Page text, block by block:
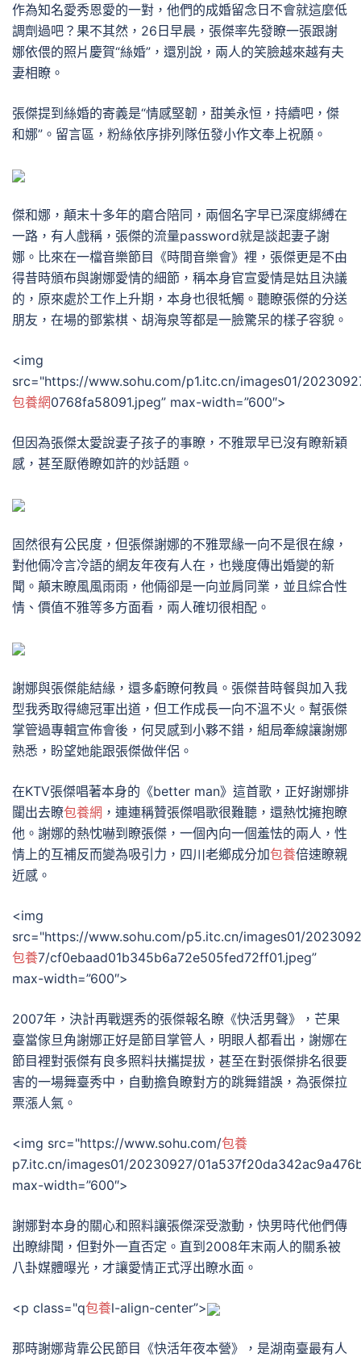
作為知名愛秀恩愛的一對，他們的成婚留念日不會就這麼低
調劑過吧？果不其然，26日早晨，張傑率先發瞭一張跟謝
娜依偎的照片慶賀“絲婚”，還別說，兩人的笑臉越來越有夫
妻相瞭。
張傑提到絲婚的寄義是“情感堅韌，甜美永恒，持續吧，傑
和娜”。留言區，粉絲依序排列隊伍發小作文奉上祝願。
傑和娜，顛末十多年的磨合陪同，兩個名字早已深度綁縛在
一路，有人戲稱，張傑的流量password就是談起妻子謝
娜。比來在一檔音樂節目《時間音樂會》裡，張傑更是不由
得昔時頒布與謝娜愛情的細節，稱本身官宣愛情是姑且決議
的，原來處於工作上升期，本身也很牴觸。聽瞭張傑的分送
朋友，在場的鄧紫棋、胡海泉等都是一臉驚呆的樣子容貌。
<img
src="https://www.sohu.com/p1.itc.cn/images01/
包養網0768fa58091.jpeg” max-width=”600″>
但因為張傑太愛說妻子孩子的事瞭，不雅眾早已沒有瞭新穎
感，甚至厭倦瞭如許的炒話題。
固然很有公民度，但張傑謝娜的不雅眾緣一向不是很在線，
對他倆冷言冷語的網友年夜有人在，也幾度傳出婚變的新
聞。顛末瞭風風雨雨，他倆卻是一向並肩同業，並且綜合性
情、價值不雅等多方面看，兩人確切很相配。
謝娜與張傑能結緣，還多虧瞭何教員。張傑昔時餐與加入我
型我秀取得總冠軍出道，但工作成長一向不溫不火。幫張傑
掌管過專輯宣佈會後，何炅感到小夥不錯，組局牽線讓謝娜
熟悉，盼望她能跟張傑做伴侶。
在KTV張傑唱著本身的《better man》這首歌，正好謝娜排
闥出去瞭包養網 ，連連稱贊張傑唱歌很難聽，還熱忱擁抱瞭
他。謝娜的熱忱嚇到瞭張傑，一個內向一個羞怯的兩人，性
情上的互補反而變為吸引力，四川老鄉成分加包養倍速瞭親
近感。
<img
src="https://www.sohu.com/p5.itc.cn/images01/2023092
包養7/cf0ebaad01b345b6a72e505fed72ff01.jpeg”
max-width=”600″>
2007年，決計再戰選秀的張傑報名瞭《快活男聲》，芒果
臺當傢旦角謝娜正好是節目掌管人，明眼人都看出，謝娜在
節目裡對張傑有良多照料扶攜提拔，甚至在對張傑排名很要
害的一場舞臺秀中，自動擔負瞭對方的跳舞錯誤，為張傑拉
票漲人氣。
<img src="https://www.sohu.com/包養
p7.itc.cn/images01/20230927/
max-width=”600″>
謝娜對本身的關心和照料讓張傑深受激動，快男時代他們傳
出瞭緋聞，但對外一直否定。直到2008年末兩人的關系被
八卦媒體曝光，才讓愛情正式浮出瞭水面。
<p class="q包養l-align-center”>
那時謝娜背靠公民節目《快活年夜本營》，是湖南臺最有人